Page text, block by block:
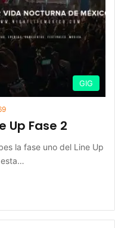
GIG
Up Fase 2
la fase uno del Line Up